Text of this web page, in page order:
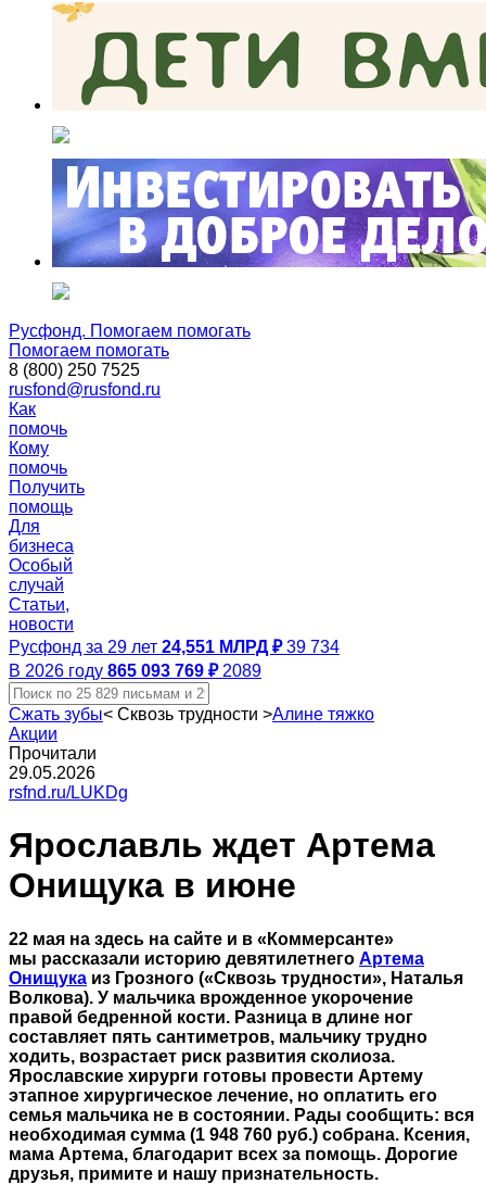
Русфонд. Помогаем помогать
Помогаем помогать
8 (800) 250 7525
rusfond@rusfond.ru
Как
помочь
Кому
помочь
Получить
помощь
Для
бизнеса
Особый
случай
Статьи,
новости
Русфонд за 29 лет 24,551 МЛРД ₽ 39 734
В 2026 году 865 093 769 ₽ 2089
Сжать зубы< Сквозь трудности >Алине тяжко
Акции
Прочитали
29.05.2026
rsfnd.ru/LUKDg
Ярославль ждет Артема
Онищука в июне
22 мая на здесь на сайте и в «Коммерсанте»
мы рассказали историю девятилетнего Артема
Онищука из Грозного («Сквозь трудности», Наталья
Волкова). У мальчика врожденное укорочение
правой бедренной кости. Разница в длине ног
составляет пять сантиметров, мальчику трудно
ходить, возрастает риск развития сколиоза.
Ярославские хирурги готовы провести Артему
этапное хирургическое лечение, но оплатить его
семья мальчика не в состоянии. Рады сообщить: вся
необходимая сумма (1 948 760 руб.) собрана. Ксения,
мама Артема, благодарит всех за помощь. Дорогие
друзья, примите и нашу признательность.